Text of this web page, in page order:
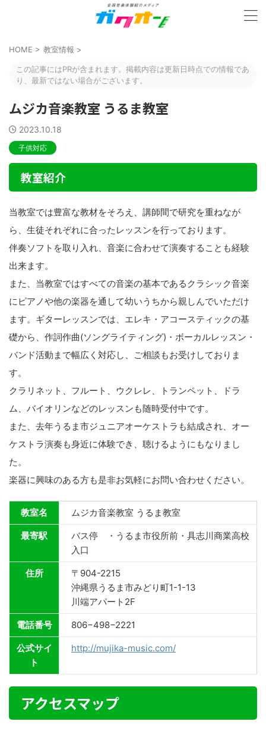
HOME > 教室情報 >
この記事にはPRが含まれます。掲載内容は更新日時点での情報であ
り、最新ではない場合がございます。
ムジカ音楽教室 うるま教室
2023.10.18
子供対応
教室紹介
当教室では豊富な教材をそろえ、講師間で研究を重ねなが
ら、生徒それぞれに合ったレッスンを行っております。
伴奏ソフトを取り入れ、音楽に合わせて演奏することも経験
出来ます。
また、当教室ではすべての音楽の基本であるクラシック音楽
にピアノや他の楽器を通して幼いうちから親しんでいただけ
ます。ギターレッスンでは、エレキ・アコースティックの基
礎から、作詞作曲(ソングライティング)・ボーカルレッスン・
バンド活動まで幅広く対応し、ご相談もお受けしておりま
す。
クラリネット、フルート、ウクレレ、トランペット、ドラ
ム、バイオリンなどのレッスンも随時受付中です。
また、去年うるま市ジュニアオーケストラも結成され、オー
ケストラ演奏も身近に体験でき、聴けるようにもなりまし
た。
楽器に興味のある方も是非お気軽にお問い合わせください。
教室名 ムジカ音楽教室 うるま教室
最寄駅
バス停 ・うるま市役所前・具志川商業高校
入口
住所
〒904-2215
沖縄県うるま市みどり町1-1-13
川端アパート2F
電話番号 806−498−2221
公式サイ
ト
http://mujika-music.com/
アクセスマップ